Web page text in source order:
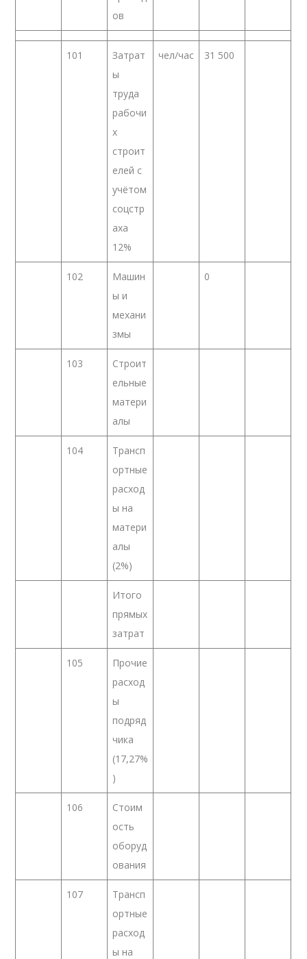
ов
101
Затрат
ы
труда
рабочи
х
строит
елей с
учётом
соцстр
аха
12%
чел/час 31 500
102
Машин
ы и
механи
змы
0
103
Строит
ельные
матери
алы
104
Трансп
ортные
расход
ы на
матери
алы
(2%)
Итого
прямых
затрат
105
Прочие
расход
ы
подряд
чика
(17,27%
)
106
Стоим
ость
оборуд
ования
107
Трансп
ортные
расход
ы на